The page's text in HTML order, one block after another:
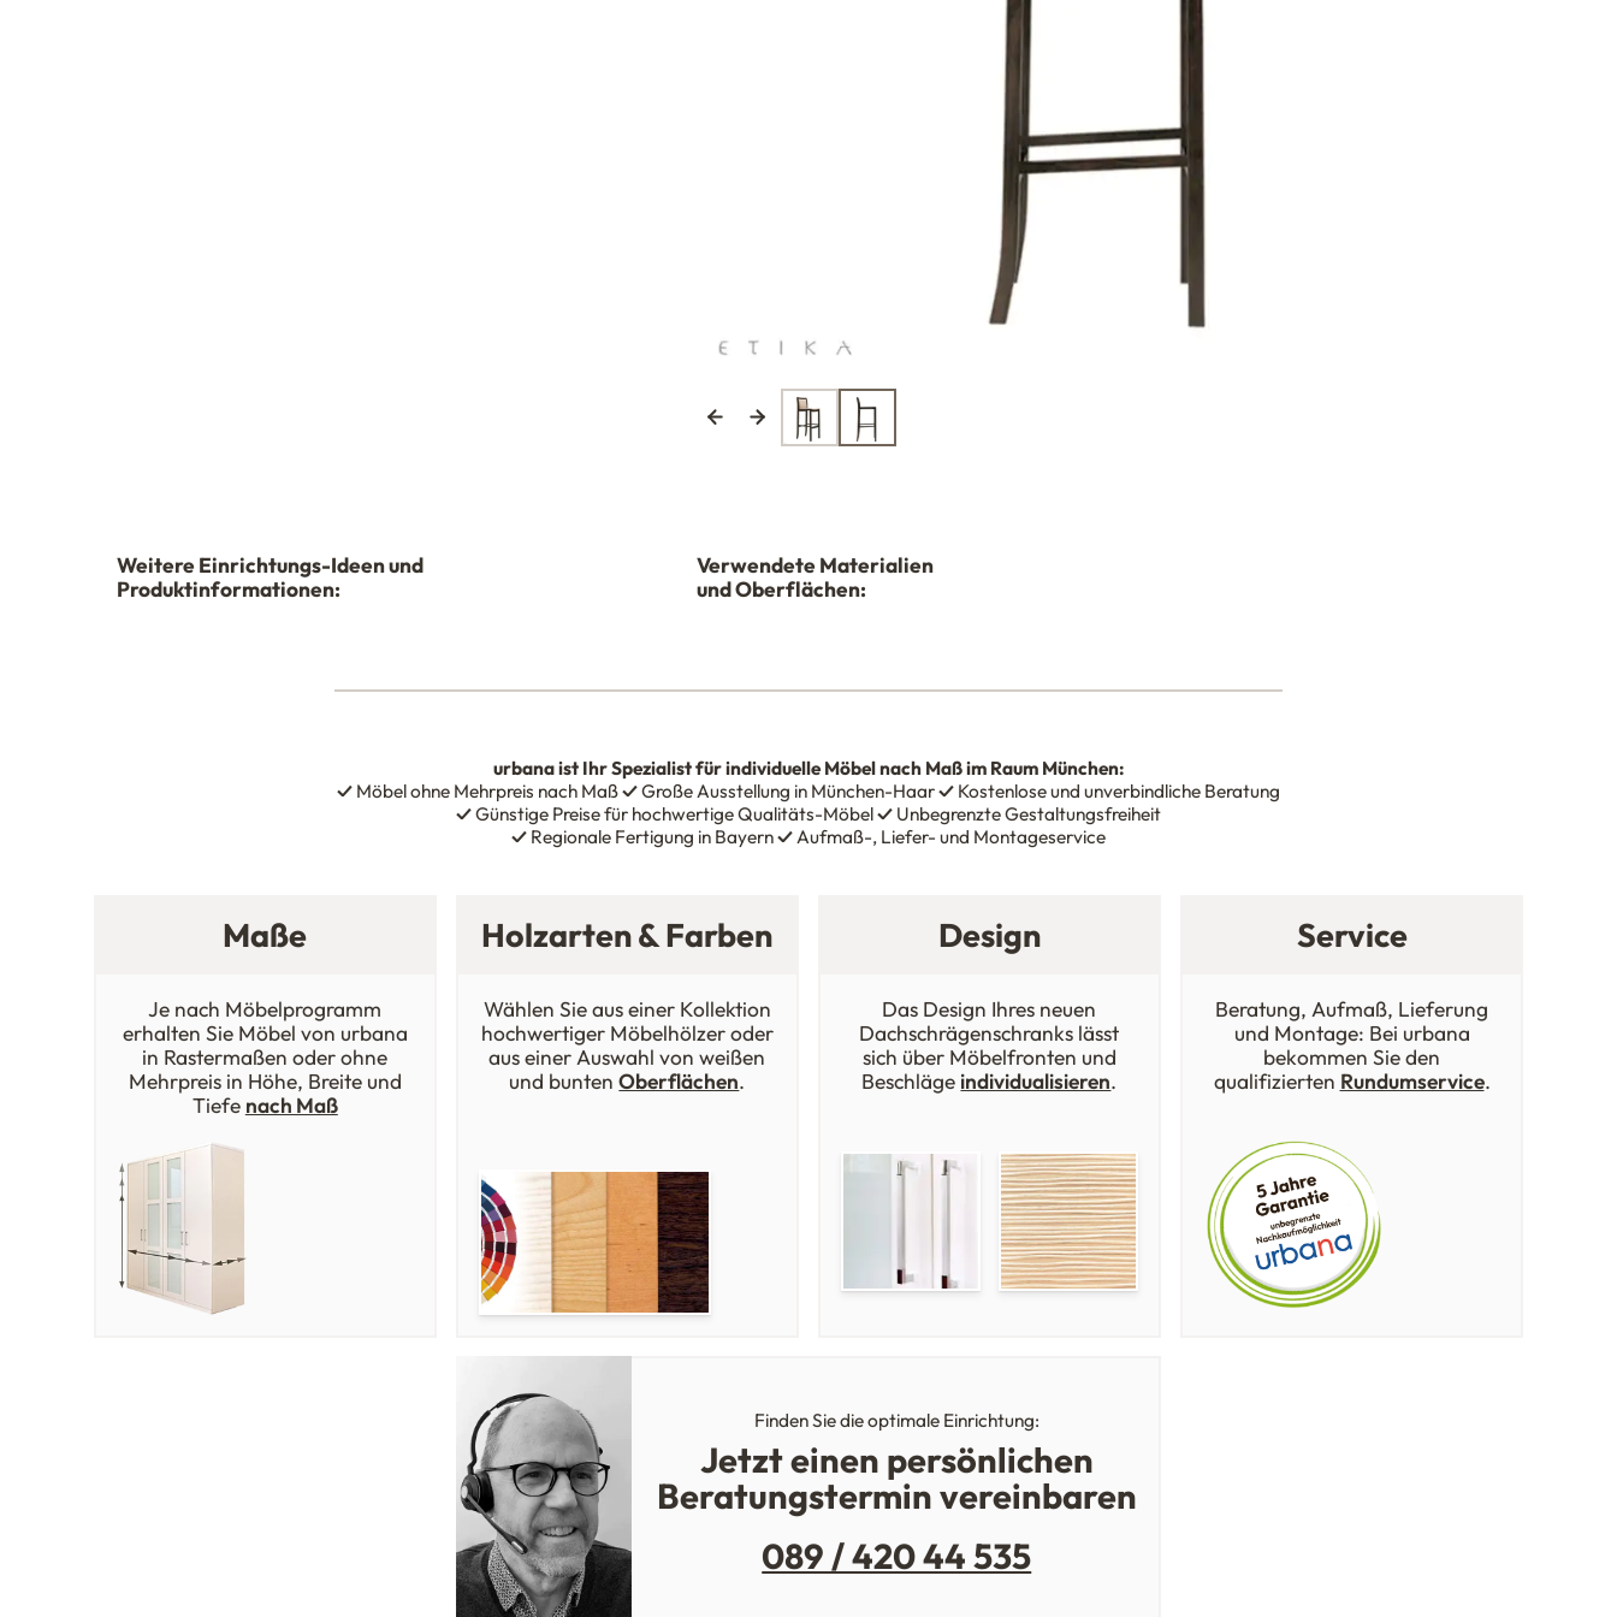
Weitere Einrichtungs-Ideen und
Produktinformationen:
Verwendete Materialien
und Oberflächen:
urbanaist Ihr Spezialist für individuelle Möbel nach Maß im Raum München:
✓Möbel ohne Mehrpreis nach Maß✓Große Ausstellung in München-Haar✓Kostenlose und unverbindliche Beratung
✓Günstige Preise für hochwertige Qualitäts-Möbel✓Unbegrenzte Gestaltungsfreiheit
✓Regionale Fertigung in Bayern✓Aufmaß-, Liefer- und Montageservice
Maße
Je nach Möbelprogramm
erhalten Sie Möbel von urbana
in Rastermaßen oder ohne
Mehrpreis in Höhe, Breite und
Tiefe nach Maß
Holzarten & Farben
Wählen Sie aus einer Kollektion
hochwertiger Möbelhölzer oder
aus einer Auswahl von weißen
und buntenOberflächen.
Design
Das Design Ihres neuen
Dachschrägenschranks lässt
sich über Möbelfronten und
Beschläge individualisieren.
Service
Beratung, Aufmaß, Lieferung
und Montage: Bei urbana
bekommen Sie den
qualifizierten Rundumservice.
Finden Sie die optimale Einrichtung:
Jetzt einen persönlichen
Beratungstermin vereinbaren
089 / 420 44 535